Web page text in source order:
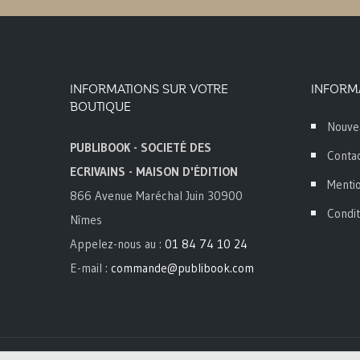
INFORMATIONS SUR VOTRE
BOUTIQUE
PUBLIBOOK - SOCIETÉ DES
ECRIVAINS - MAISON D'ÉDITION
866 Avenue Maréchal Juin 30900
Nîmes
Appelez-nous au : 01 84 74 10 24
E-mail : commande@publibook.com